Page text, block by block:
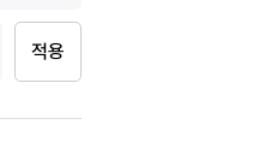
적용